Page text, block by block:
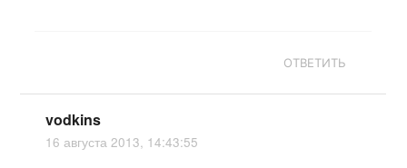
ОТВЕТИТЬ
vodkins
16 августа 2013, 14:43:55